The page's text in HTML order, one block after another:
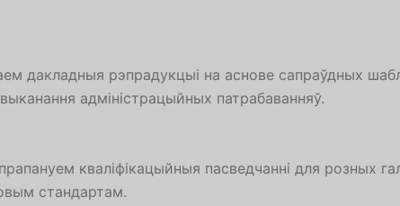
рэпрадукцыі на аснове сапраўдных
адміністрацыйных патрабаванняў.
кваліфікацыйныя пасведчанні для розных
стандартам.